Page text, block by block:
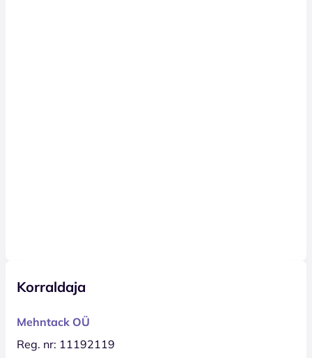
Korraldaja
Mehntack OÜ
Reg. nr: 11192119